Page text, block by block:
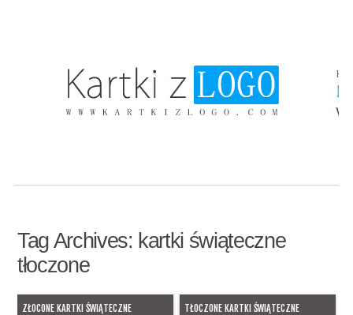
Tag Archives: kartki świąteczne
tłoczone
ZŁOCONE KARTKI ŚWIĄTECZNE TŁOCZONE KARTKI ŚWIĄTECZNE